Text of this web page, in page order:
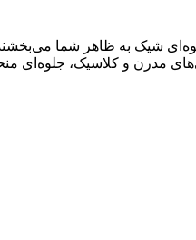
شیک به ظاهر شما
مدرن و کلاسیک، جلوه‌ای